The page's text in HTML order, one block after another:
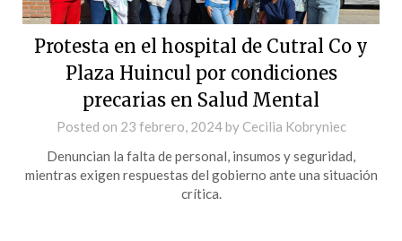
Protesta en el hospital de Cutral Co y
Plaza Huincul por condiciones
precarias en Salud Mental
Posted on 23 febrero, 2024by Cecilia Kobryniec
Denuncian la falta de personal, insumos y seguridad,
mientras exigen respuestas del gobierno ante una situación
crítica.